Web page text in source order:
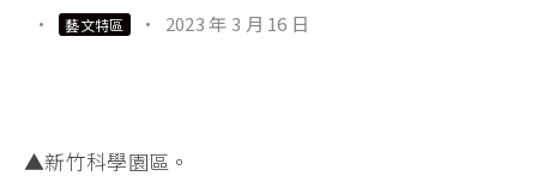
· 藝文特區 · 2023 年 3 月 16 日
▲新竹科學園區。